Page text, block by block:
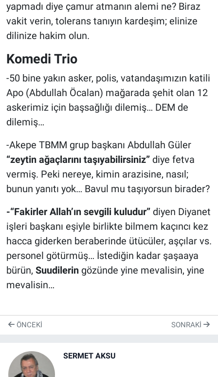
yapmadı diye çamur atmanın alemi ne? Biraz
vakit verin, tolerans tanıyın kardeşim; elinize
dilinize hakim olun.
Komedi Trio
-50 bine yakın asker, polis, vatandaşımızın katili
Apo (Abdullah Öcalan) mağarada şehit olan 12
askerimiz için başsağlığı dilemiş… DEM de
dilemiş…
-Akepe TBMM grup başkanı Abdullah Güler
“zeytin ağaçlarını taşıyabilirsiniz”diye fetva
vermiş. Peki nereye, kimin arazisine, nasıl;
bunun yanıtı yok… Bavul mu taşıyorsun birader?
-“Fakirler Allah’ın sevgili kuludur”diyen Diyanet
işleri başkanı eşiyle birlikte bilmem kaçıncı kez
hacca giderken beraberinde ütücüler, aşçılar vs.
personel götürmüş… İstediğin kadar şaşaaya
bürün, Suudilerin gözünde yine mevalisin, yine
mevalisin…
ÖNCEKI SONRAKI
SERMET AKSU